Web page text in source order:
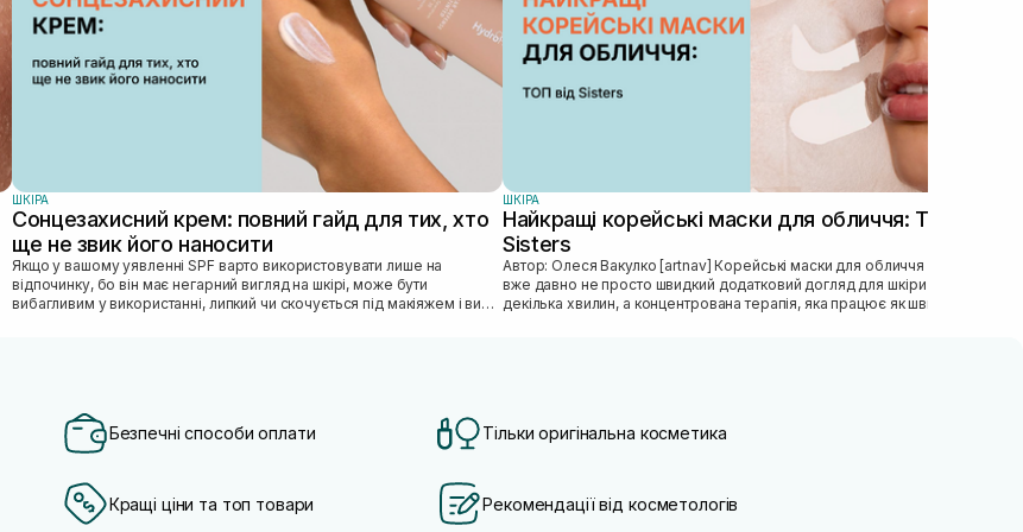
ШКIРА
Сонцезахисний крем: повний гайд для тих, хто
ще не звик його наносити
Якщо у вашому уявленні SPF варто використовувати лише на
відпочинку, бо він має негарний вигляд на шкірі, може бути
вибагливим у використанні, липкий чи скочується під макіяжем і ви
ШКIРА
Найкращі корейські маски для обличчя: ТОП від
Sisters
Автор: Олеся Вакулко [artnav] Корейськi маски для обличчя — це
вже давно не просто швидкий додатковий догляд для шкiри на
декiлька хвилин, а концентрована терапiя, яка працює як швидка
Безпечні способи оплати Тільки оригінальна косметика
Кращі ціни та топ товари Рекомендації від косметологів